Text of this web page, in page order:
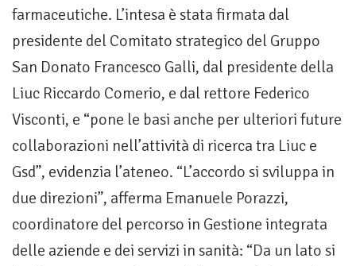
farmaceutiche. L’intesa è stata firmata dal
presidente del Comitato strategico del Gruppo
San Donato Francesco Galli, dal presidente della
Liuc Riccardo Comerio, e dal rettore Federico
Visconti, e “pone le basi anche per ulteriori future
collaborazioni nell’attività di ricerca tra Liuc e
Gsd”, evidenzia l’ateneo. “L’accordo si sviluppa in
due direzioni”, afferma Emanuele Porazzi,
coordinatore del percorso in Gestione integrata
delle aziende e dei servizi in sanità: “Da un lato si